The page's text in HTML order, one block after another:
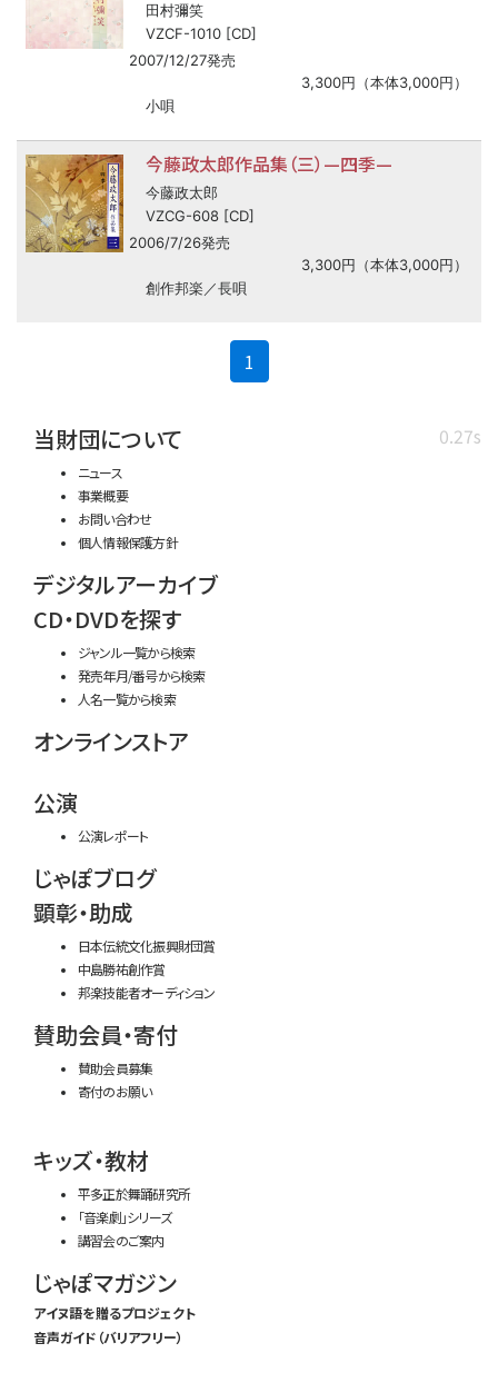
田村彌笑
VZCF-1010 [CD]
2007/12/27発売
3,300円（本体3,000円）
小唄
今藤政太郎作品集（三）—四季—
今藤政太郎
VZCG-608 [CD]
2006/7/26発売
3,300円（本体3,000円）
創作邦楽／長唄
1
0.27s
当財団について
ニュース
事業概要
お問い合わせ
個人情報保護方針
デジタルアーカイブ
CD・DVDを探す
ジャンル一覧から検索
発売年月/番号から検索
人名一覧から検索
オンラインストア
公演
公演レポート
じゃぽブログ
顕彰・助成
日本伝統文化振興財団賞
中島勝祐創作賞
邦楽技能者オーディション
賛助会員・寄付
賛助会員募集
寄付のお願い
キッズ・教材
平多正於舞踊研究所
「音楽劇」シリーズ
講習会のご案内
じゃぽマガジン
アイヌ語を贈るプロジェクト
音声ガイド（バリアフリー）